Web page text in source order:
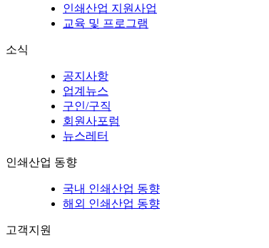
인쇄산업 지원사업
교육 및 프로그램
소식
공지사항
업계뉴스
구인/구직
회원사포럼
뉴스레터
인쇄산업 동향
국내 인쇄산업 동향
해외 인쇄산업 동향
고객지원